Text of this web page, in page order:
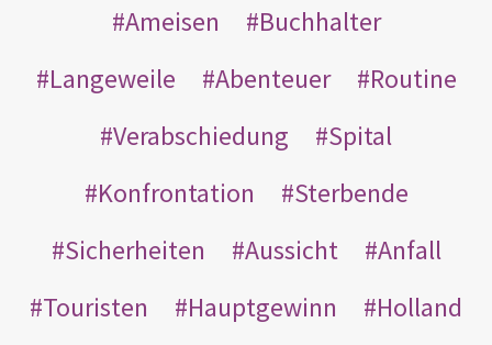
Ameisen
Buchhalter
Langeweile
Abenteuer
Routine
Verabschiedung
Spital
Konfrontation
Sterbende
Sicherheiten
Aussicht
Anfall
Touristen
Hauptgewinn
Holland